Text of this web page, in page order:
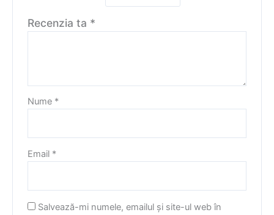
Recenzia ta *
Nume *
Email *
Salvează-mi numele, emailul și site-ul web în